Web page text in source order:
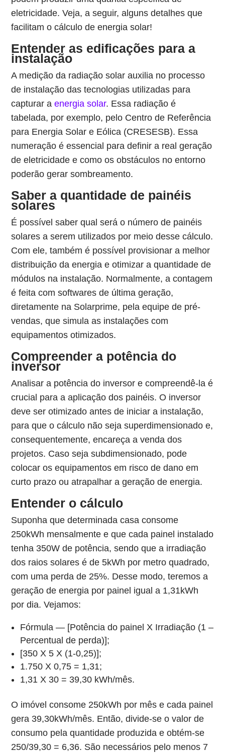
eletricidade. Veja, a seguir, alguns detalhes que
facilitam o cálculo de energia solar!
Entender as edificações para a
instalação
A medição da radiação solar auxilia no processo
de instalação das tecnologias utilizadas para
capturar aenergia solar. Essa radiação é
tabelada, por exemplo, pelo Centro de Referência
para Energia Solar e Eólica (CRESESB). Essa
numeração é essencial para definir a real geração
de eletricidade e como os obstáculos no entorno
poderão gerar sombreamento.
Saber a quantidade de painéis
solares
É possível saber qual será o número de painéis
solares a serem utilizados por meio desse cálculo.
Com ele, também é possível provisionar a melhor
distribuição da energia e otimizar a quantidade de
módulos na instalação. Normalmente, a contagem
é feita com softwares de última geração,
diretamente na Solarprime, pela equipe de pré-
vendas, que simula as instalações com
equipamentos otimizados.
Compreender a potência do
inversor
Analisar a potência do inversor e compreendê-la é
crucial para a aplicação dos painéis. O inversor
deve ser otimizado antes de iniciar a instalação,
para que o cálculo não seja superdimensionado e,
consequentemente, encareça a venda dos
projetos. Caso seja subdimensionado, pode
colocar os equipamentos em risco de dano em
curto prazo ou atrapalhar a geração de energia.
Entender o cálculo
Suponha que determinada casa consome
250kWh mensalmente e que cada painel instalado
tenha 350W de potência, sendo que a irradiação
dos raios solares é de 5kWh por metro quadrado,
com uma perda de 25%. Desse modo, teremos a
geração de energia por painel igual a 1,31kWh
por dia. Vejamos:
Fórmula — [Potência do painel X Irradiação (1 –
Percentual de perda)];
[350 X 5 X (1-0,25)];
1.750 X 0,75 = 1,31;
1,31 X 30 = 39,30 kWh/mês.
O imóvel consome 250kWh por mês e cada painel
gera 39,30kWh/mês. Então, divide-se o valor de
consumo pela quantidade produzida e obtém-se
250/39,30 = 6,36. São necessários pelo menos 7